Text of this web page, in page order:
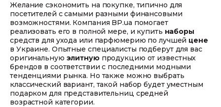
Желание сэкономить на покупке, типично для
посетителей с самыми разными финансовыми
возможностями. Компания BP.uа помогает
реализовать его в полной мере, и купить наборы
средств для ухода или парфюмерию по лучшей цене
в Украине. Опытные специалисты подберут для вас
оригинальную элитнуюпродукцию от известных
брендов в соответствии с последними модными
тенденциями рынка. Но также можно выбрать
классический вариант, такой набор будет уместным
подарком для представительниц средней
возрастной категории.